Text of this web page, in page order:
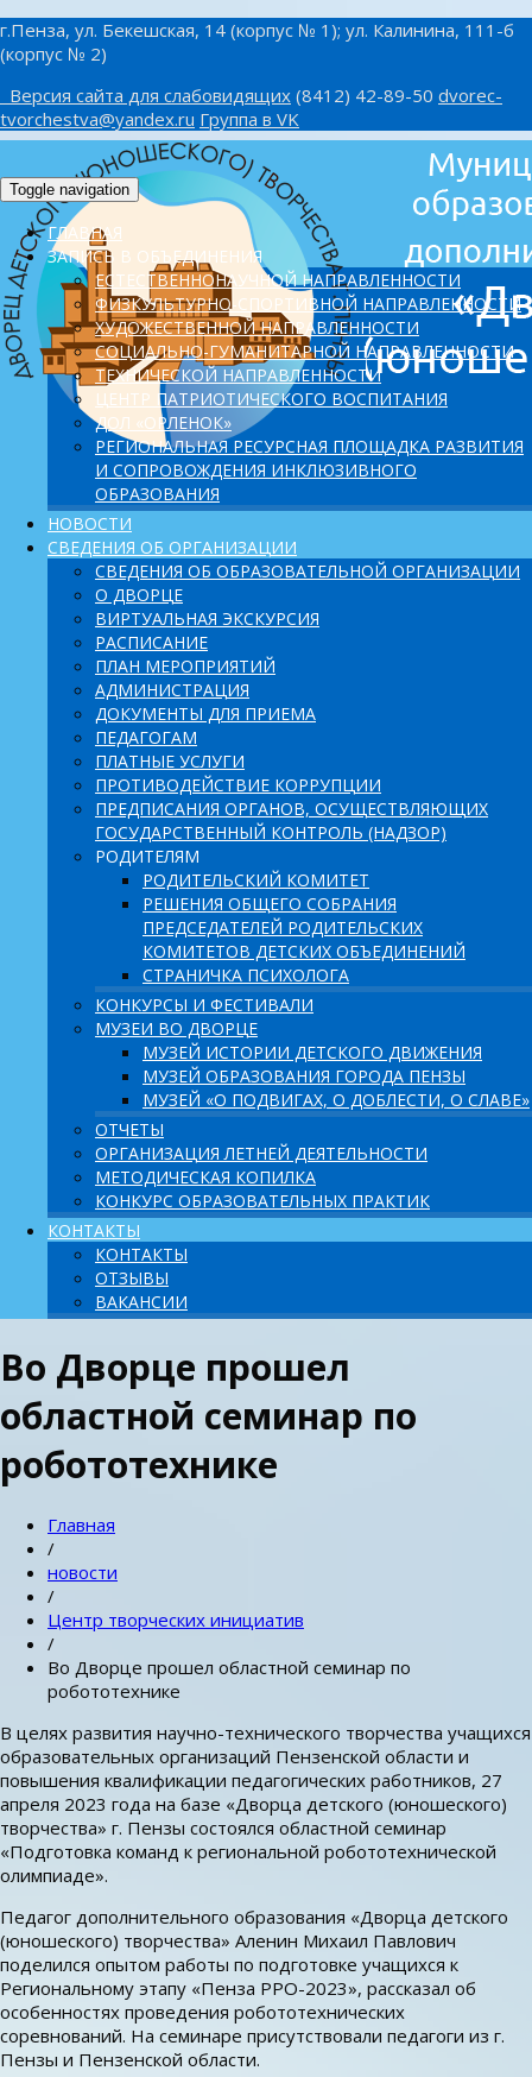
г.Пенза, ул. Бекешская, 14 (корпус № 1); ул. Калинина, 111-б
(корпус № 2)
Версия сайта для слабовидящих (8412) 42-89-50 dvorec-
tvorchestva@yandex.ru Группа в VK
Toggle navigation
ГЛАВНАЯ
ЗАПИСЬ В ОБЪЕДИНЕНИЯ
ЕСТЕСТВЕННОНАУЧНОЙ НАПРАВЛЕННОСТИ
ФИЗКУЛЬТУРНО-СПОРТИВНОЙ НАПРАВЛЕННОСТИ
ХУДОЖЕСТВЕННОЙ НАПРАВЛЕННОСТИ
СОЦИАЛЬНО-ГУМАНИТАРНОЙ НАПРАВЛЕННОСТИ
ТЕХНИЧЕСКОЙ НАПРАВЛЕННОСТИ
ЦЕНТР ПАТРИОТИЧЕСКОГО ВОСПИТАНИЯ
ДОЛ «ОРЛЕНОК»
PЕГИОНАЛЬНАЯ РЕСУРСНАЯ ПЛОЩАДКА РАЗВИТИЯ
И СОПРОВОЖДЕНИЯ ИНКЛЮЗИВНОГО
ОБРАЗОВАНИЯ
НОВОСТИ
СВЕДЕНИЯ ОБ ОРГАНИЗАЦИИ
СВЕДЕНИЯ ОБ ОБРАЗОВАТЕЛЬНОЙ ОРГАНИЗАЦИИ
О ДВОРЦЕ
ВИРТУАЛЬНАЯ ЭКСКУРСИЯ
РАСПИСАНИЕ
ПЛАН МЕРОПРИЯТИЙ
АДМИНИСТРАЦИЯ
ДОКУМЕНТЫ ДЛЯ ПРИЕМА
ПЕДАГОГАМ
ПЛАТНЫЕ УСЛУГИ
ПРОТИВОДЕЙСТВИЕ КОРРУПЦИИ
ПРЕДПИСАНИЯ ОРГАНОВ, ОСУЩЕСТВЛЯЮЩИХ
ГОСУДАРСТВЕННЫЙ КОНТРОЛЬ (НАДЗОР)
РОДИТЕЛЯМ
РОДИТЕЛЬСКИЙ КОМИТЕТ
РЕШЕНИЯ ОБЩЕГО СОБРАНИЯ
ПРЕДСЕДАТЕЛЕЙ РОДИТЕЛЬСКИХ
КОМИТЕТОВ ДЕТСКИХ ОБЪЕДИНЕНИЙ
СТРАНИЧКА ПСИХОЛОГА
КОНКУРСЫ И ФЕСТИВАЛИ
МУЗЕИ ВО ДВОРЦЕ
МУЗЕЙ ИСТОРИИ ДЕТСКОГО ДВИЖЕНИЯ
МУЗЕЙ ОБРАЗОВАНИЯ ГОРОДА ПЕНЗЫ
МУЗЕЙ «О ПОДВИГАХ, О ДОБЛЕСТИ, О СЛАВЕ»
ОТЧЕТЫ
ОРГАНИЗАЦИЯ ЛЕТНЕЙ ДЕЯТЕЛЬНОСТИ
МЕТОДИЧЕСКАЯ КОПИЛКА
КОНКУРС ОБРАЗОВАТЕЛЬНЫХ ПРАКТИК
КОНТАКТЫ
КОНТАКТЫ
ОТЗЫВЫ
ВАКАНСИИ
Во Дворце прошел
областной семинар по
робототехнике
Главная
/
новости
/
Центр творческих инициатив
/
Во Дворце прошел областной семинар по
робототехнике
В целях развития научно-технического творчества учащихся
образовательных организаций Пензенской области и
повышения квалификации педагогических работников, 27
апреля 2023 года на базе «Дворца детского (юношеского)
творчества» г. Пензы состоялся областной семинар
«Подготовка команд к региональной робототехнической
олимпиаде».
Педагог дополнительного образования «Дворца детского
(юношеского) творчества» Аленин Михаил Павлович
поделился опытом работы по подготовке учащихся к
Региональному этапу «Пенза РРО-2023», рассказал об
особенностях проведения робототехнических
соревнований. На семинаре присутствовали педагоги из г.
Пензы и Пензенской области.